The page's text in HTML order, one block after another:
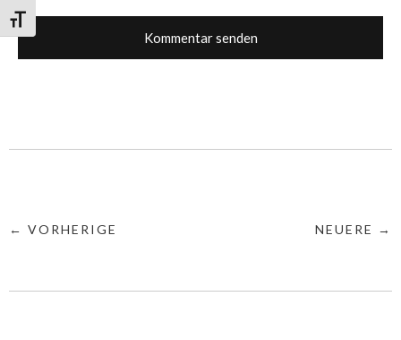
Schrift vergrößern
← VORHERIGE NEUERE →